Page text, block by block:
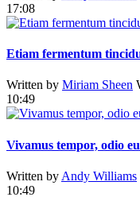
17:08
Etiam fermentum
Written by Miriam Sheen
10:49
Vivamus tempor, odio
Written by Andy Williams
10:49